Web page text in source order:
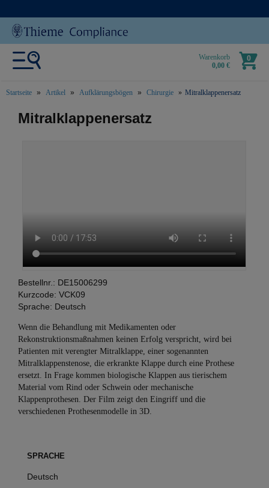
Warenkorb
0,00 €
0
Startseite Artikel Aufklärungsbögen Chirurgie Mitralklappenersatz
text.skipToContent
text.skipToNavigation
Mitralklappenersatz
Bestellnr.: DE15006299
Kurzcode: VCK09
Sprache: Deutsch
Wenn die Behandlung mit Medikamenten oder
Rekonstruktionsmaßnahmen keinen Erfolg verspricht, wird bei
Patienten mit verengter Mitralklappe, einer sogenannten
Mitralklappenstenose, die erkrankte Klappe durch eine Prothese
ersetzt. In Frage kommen biologische Klappen aus tierischem
Material vom Rind oder Schwein oder mechanische
Klappenprothesen. Der Film zeigt den Eingriff und die
verschiedenen Prothesenmodelle in 3D.
SPRACHE
Deutsch